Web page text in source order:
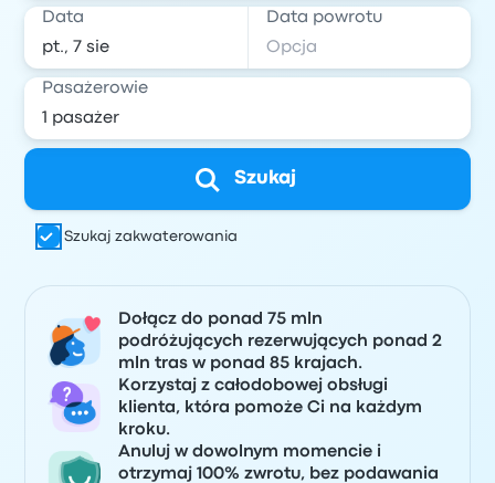
Data Data powrotu
Pasażerowie
Szukaj
Szukaj zakwaterowania
Dołącz do ponad 75 mln
podróżujących rezerwujących ponad 2
mln tras w ponad 85 krajach.
Korzystaj z całodobowej obsługi
klienta, która pomoże Ci na każdym
kroku.
Anuluj w dowolnym momencie i
otrzymaj 100% zwrotu, bez podawania